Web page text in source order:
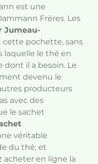
est une
Frères. Les
Jumeau-
pochette, sans
laquelle le thé en
dont il a besoin. Le
devenu le
producteurs
avec des
le sachet
véritable
du thé, et
acheter en ligne la